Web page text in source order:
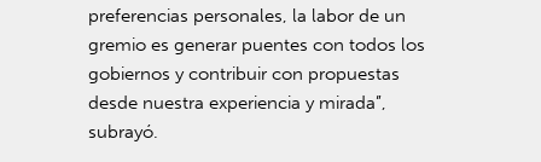
preferencias personales, la labor de un
gremio es generar puentes con todos los
gobiernos y contribuir con propuestas
desde nuestra experiencia y mirada”,
subrayó.